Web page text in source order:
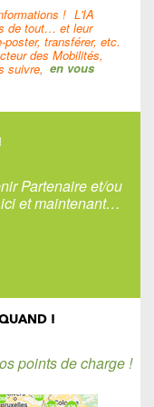
! L'IA
de tout… et leur
transférer, etc.
des Mobilités,
suivre, en vous
Partenaire et/ou
et maintenant…
!
points de charge !